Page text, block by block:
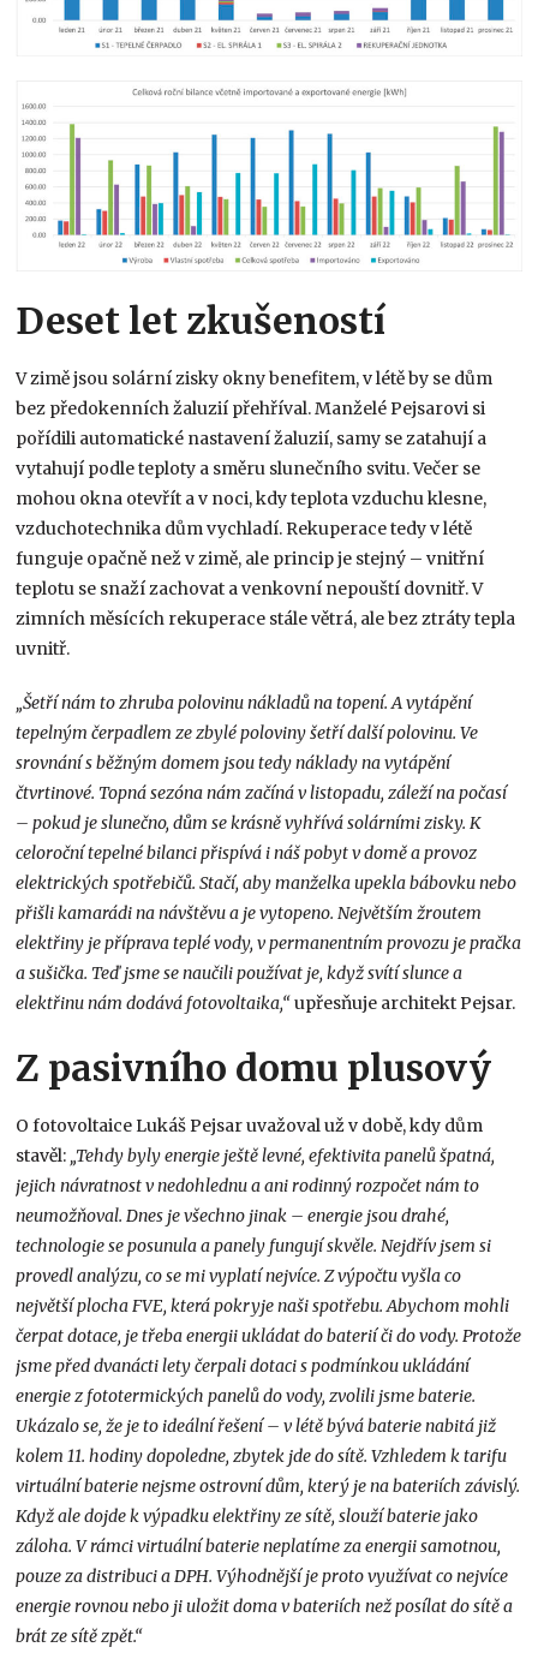
Deset let zkušeností
V zimě jsou solární zisky okny benefitem, v létě by se dům
bez předokenních žaluzií přehříval. Manželé Pejsarovi si
pořídili automatické nastavení žaluzií, samy se zatahují a
vytahují podle teploty a směru slunečního svitu. Večer se
mohou okna otevřít a v noci, kdy teplota vzduchu klesne,
vzduchotechnika dům vychladí. Rekuperace tedy v létě
funguje opačně než v zimě, ale princip je stejný – vnitřní
teplotu se snaží zachovat a venkovní nepouští dovnitř. V
zimních měsících rekuperace stále větrá, ale bez ztráty tepla
uvnitř.
„Šetří nám to zhruba polovinu nákladů na topení. A vytápění
tepelným čerpadlem ze zbylépoloviny šetří další polovinu. Ve
srovnání s běžným domem jsou tedy náklady na vytápění
čtvrtinové. Topná sezóna nám začíná v listopadu, záleží na počasí
– pokud je slunečno, dům se krásně vyhřívá solárními zisky. K
celoroční tepelné bilanci přispívá i náš pobyt v domě a provoz
elektrických spotřebičů. Stačí, aby manželka upekla bábovku nebo
přišli kamarádi na návštěvu a je vytopeno. Největším žroutem
elektřiny je příprava teplé vody, v permanentním provozu je pračka
a sušička. Teď jsme se naučili používat je, když svítí slunce a
elektřinu nám dodává fotovoltaika,“upřesňuje architekt Pejsar.
Z pasivního domu plusový
O fotovoltaice Lukáš Pejsar uvažoval už v době, kdy dům
stavěl: „Tehdy byly energie ještě levné, efektivita panelů špatná,
jejich návratnost v nedohlednu a ani rodinný rozpočet nám to
neumožňoval. Dnes je všechno jinak – energie jsou drahé,
technologie se posunula a panely fungují skvěle. Nejdřív jsem si
provedl analýzu, co se mi vyplatí nejvíce. Z výpočtu vyšla co
největší plocha FVE, která pokryje naši spotřebu. Abychom mohli
čerpat dotace, je třeba energii ukládat do baterií či do vody. Protože
jsme před dvanácti lety čerpali dotaci s podmínkou ukládání
energie z fototermických panelů do vody, zvolili jsme baterie.
Ukázalo se, že je to ideální řešení – v létě bývá baterie nabitá již
kolem 11. hodiny dopoledne, zbytek jde do sítě. Vzhledem k tarifu
virtuální baterie nejsme ostrovní dům, který je na bateriích závislý.
Když ale dojde k výpadku elektřiny ze sítě, slouží baterie jako
záloha. V rámci virtuální baterie neplatíme za energii samotnou,
pouze za distribuci a DPH. Výhodnější je proto využívat co nejvíce
energie rovnou nebo ji uložit doma v bateriích než posílat do sítě a
brát ze sítě zpět.“